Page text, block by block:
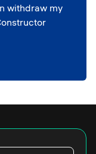
withdraw my